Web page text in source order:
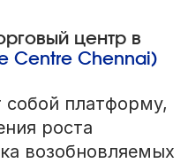
центр в
Centre Chennai)
собой платформу,
роста
возобновляемых